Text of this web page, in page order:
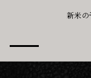
新米の